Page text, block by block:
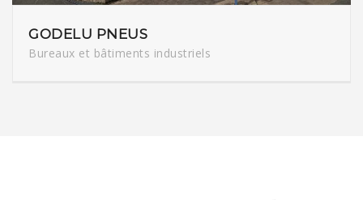
GODELU PNEUS
Bureaux et bâtiments industriels